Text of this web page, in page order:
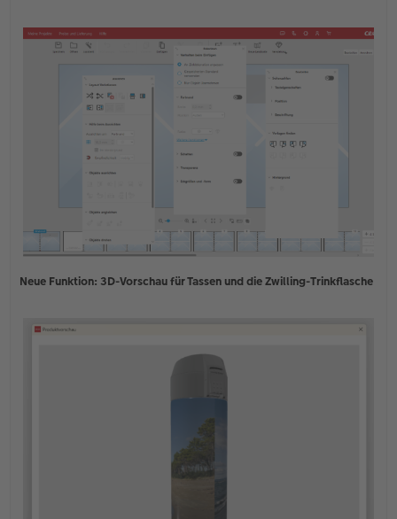
Neue Funktion: 3D-Vorschau für Tassen und die Zwilling-Trinkflasche